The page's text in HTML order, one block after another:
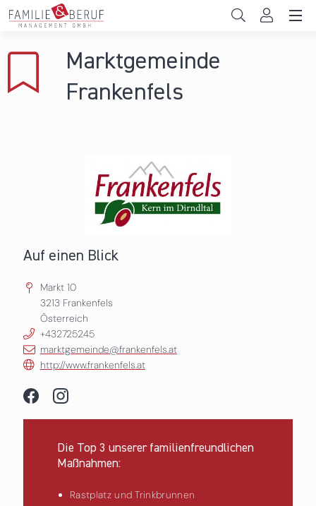
Direkt zum Inhalt
Gemeinden
Marktgemeinde
Frankenfels
Auf einen Blick
Markt 10
3213 Frankenfels
Österreich
+432725245
marktgemeinde@frankenfels.at
http://www.frankenfels.at
Die Top 3 unserer familienfreundlichen
Maßnahmen:
Rastplatz und Trinkbrunnen